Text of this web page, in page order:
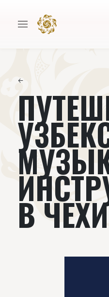
Издательство
Проекты
Книги
←
В